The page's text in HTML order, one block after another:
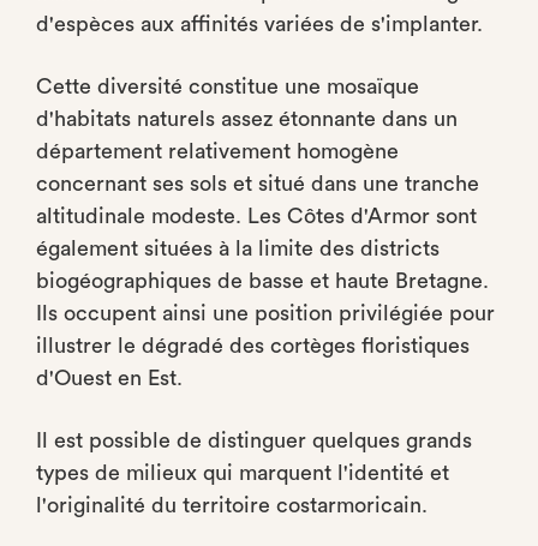
d'espèces aux affinités variées de s'implanter.
Cette diversité constitue une mosaïque
d'habitats naturels assez étonnante dans un
département relativement homogène
concernant ses sols et situé dans une tranche
altitudinale modeste. Les Côtes d'Armor sont
également situées à la limite des districts
biogéographiques de basse et haute Bretagne.
Ils occupent ainsi une position privilégiée pour
illustrer le dégradé des cortèges floristiques
d'Ouest en Est.
Il est possible de distinguer quelques grands
types de milieux qui marquent l'identité et
l'originalité du territoire costarmoricain.